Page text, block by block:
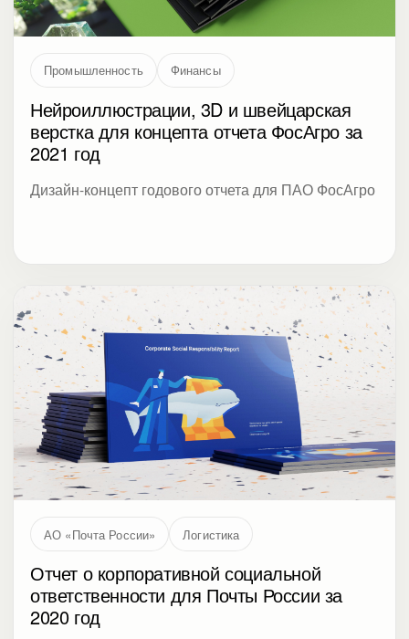
Промышленность Финансы
Нейроиллюстрации, 3D и швейцарская
верстка для концепта отчета ФосАгро за
2021 год
Дизайн-концепт годового отчета для ПАО ФосАгро
АО «Почта России» Логистика
Отчет о корпоративной социальной
ответственности для Почты России за
2020 год